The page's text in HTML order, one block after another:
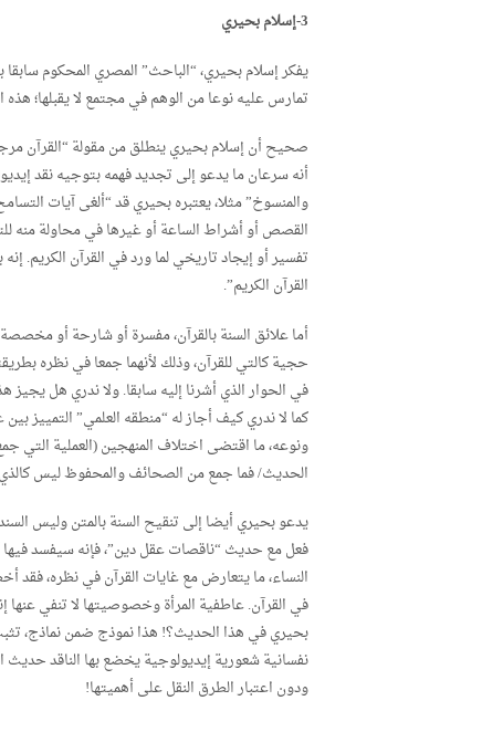
3-إسلام بحيري
يفكر إسلام بحيري، “الباحث” المصري المحكوم
تمارس عليه نوعا من الوهم في مجتمع لا يقبلها؛ هذه
أنه سرعان ما يدعو إلى تجديد فهمه بتوجيه نقد
والمنسوخ” مثلا، يعتبره بحيري قد “ألغى آيات
القصص أو أشراط الساعة أو غيرها في محاولة منه
تفسير أو إيجاد تاريخي لما ورد في القرآن الكريم.
القرآن الكريم”.
أما علائق السنة بالقرآن، مفسرة أو شارحة أو
حجية كالتي للقرآن، وذلك لأنهما جمعا في نظره
في الحوار الذي أشرنا إليه سابقا. ولا ندري هل
كما لا ندري كيف أجاز له “منطقه العلمي” التمييز
ونوعه، ما اقتضى اختلاف المنهجين (العملية التي
الحديث/ فما جمع من الصحائف والمحفوظ ليس
يدعو بحيري أيضا إلى تنقيح السنة بالمتن وليس
فعل مع حديث “ناقصات عقل دين”، فإنه سيفسد
النساء، ما يتعارض مع غايات القرآن في نظره، فقد
في القرآن. عاطفية المرأة وخصوصيتها لا تنفي عنها
بحيري في هذا الحديث؟! هذا نموذج ضمن نماذج،
نفسانية شعورية إيديولوجية يخضع بها الناقد حديث
ودون اعتبار الطرق النقل على أهميتها!